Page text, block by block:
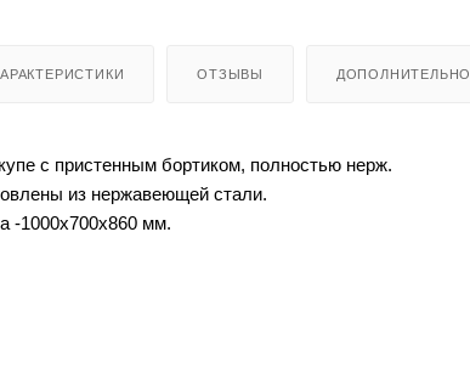
ОТЗЫВЫ ДОПОЛНИТЕЛЬНО
с пристенным бортиком, полностью нерж.
из нержавеющей стали.
-1000х700х860 мм.